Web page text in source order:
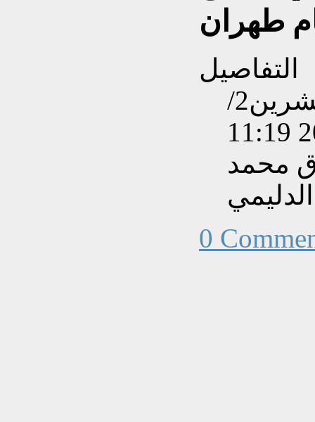
طهران
التفاصيل
تم إنشاءه بتاريخ الأحد, 12 تشرين2/
محمد
الدليمي
0